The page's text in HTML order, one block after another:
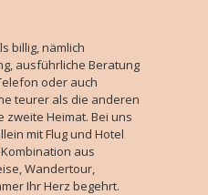
billig, nämlich
ausführliche Beratung
oder auch
teurer als die anderen
zweite Heimat. Bei uns
mit Flug und Hotel
aus
Wandertour,
Ihr Herz begehrt.